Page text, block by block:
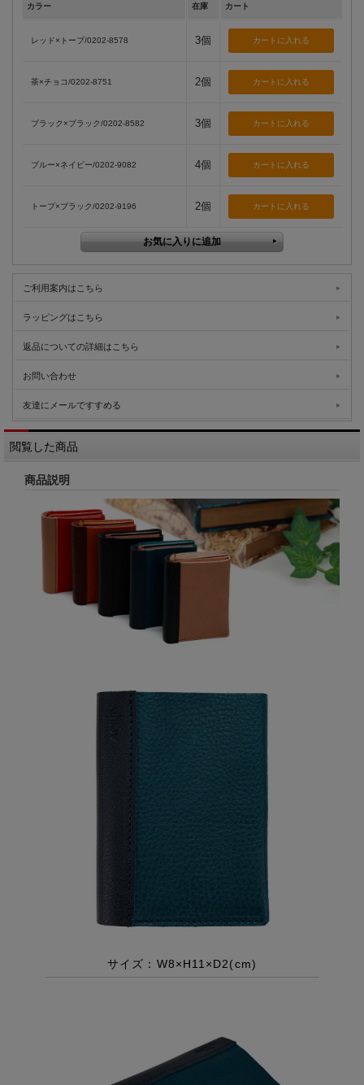
カラー 在庫 カート
レッド×トープ/0202-8578 3個
茶×チョコ/0202-8751 2個
ブラック×ブラック/0202-8582 3個
ブルー×ネイビー/0202-9082 4個
トープ×ブラック/0202-9196 2個
ご利用案内はこちら
ラッピングはこちら
返品についての詳細はこちら
お問い合わせ
友達にメールですすめる
閲覧した商品
商品説明